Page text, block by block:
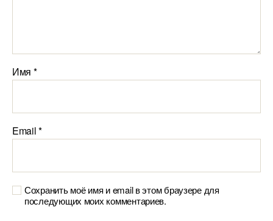
Имя *
Email*
Сохранить моё имя и email в этом браузере для
последующих моих комментариев.